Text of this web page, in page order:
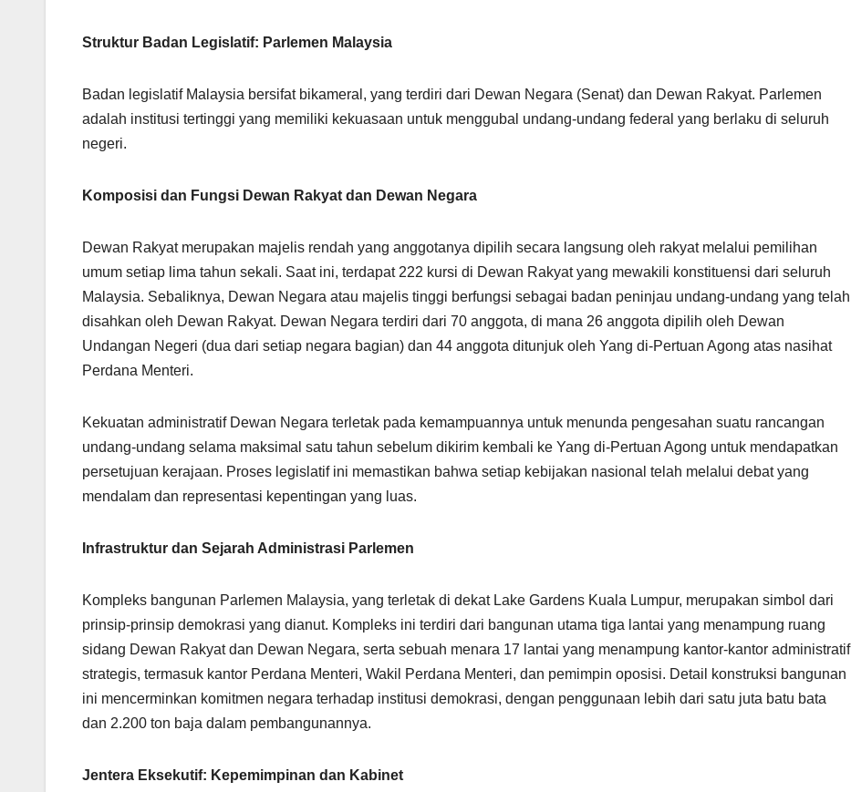
Struktur Badan Legislatif: Parlemen Malaysia
Badan legislatif Malaysia bersifat bikameral, yang terdiri dari Dewan Negara (Senat) dan Dewan Rakyat. Parlemen
adalah institusi tertinggi yang memiliki kekuasaan untuk menggubal undang-undang federal yang berlaku di seluruh
negeri.
Komposisi dan Fungsi Dewan Rakyat dan Dewan Negara
Dewan Rakyat merupakan majelis rendah yang anggotanya dipilih secara langsung oleh rakyat melalui pemilihan
umum setiap lima tahun sekali. Saat ini, terdapat 222 kursi di Dewan Rakyat yang mewakili konstituensi dari seluruh
Malaysia. Sebaliknya, Dewan Negara atau majelis tinggi berfungsi sebagai badan peninjau undang-undang yang telah
disahkan oleh Dewan Rakyat. Dewan Negara terdiri dari 70 anggota, di mana 26 anggota dipilih oleh Dewan
Undangan Negeri (dua dari setiap negara bagian) dan 44 anggota ditunjuk oleh Yang di-Pertuan Agong atas nasihat
Perdana Menteri.
Kekuatan administratif Dewan Negara terletak pada kemampuannya untuk menunda pengesahan suatu rancangan
undang-undang selama maksimal satu tahun sebelum dikirim kembali ke Yang di-Pertuan Agong untuk mendapatkan
persetujuan kerajaan. Proses legislatif ini memastikan bahwa setiap kebijakan nasional telah melalui debat yang
mendalam dan representasi kepentingan yang luas.
Infrastruktur dan Sejarah Administrasi Parlemen
Kompleks bangunan Parlemen Malaysia, yang terletak di dekat Lake Gardens Kuala Lumpur, merupakan simbol dari
prinsip-prinsip demokrasi yang dianut. Kompleks ini terdiri dari bangunan utama tiga lantai yang menampung ruang
sidang Dewan Rakyat dan Dewan Negara, serta sebuah menara 17 lantai yang menampung kantor-kantor administratif
strategis, termasuk kantor Perdana Menteri, Wakil Perdana Menteri, dan pemimpin oposisi. Detail konstruksi bangunan
ini mencerminkan komitmen negara terhadap institusi demokrasi, dengan penggunaan lebih dari satu juta batu bata
dan 2.200 ton baja dalam pembangunannya.
Jentera Eksekutif: Kepemimpinan dan Kabinet